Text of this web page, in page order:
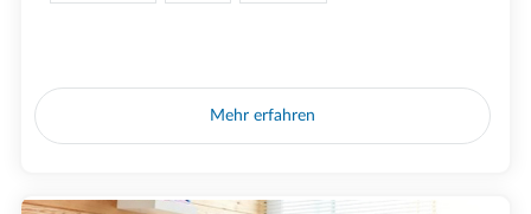
Mehr erfahren